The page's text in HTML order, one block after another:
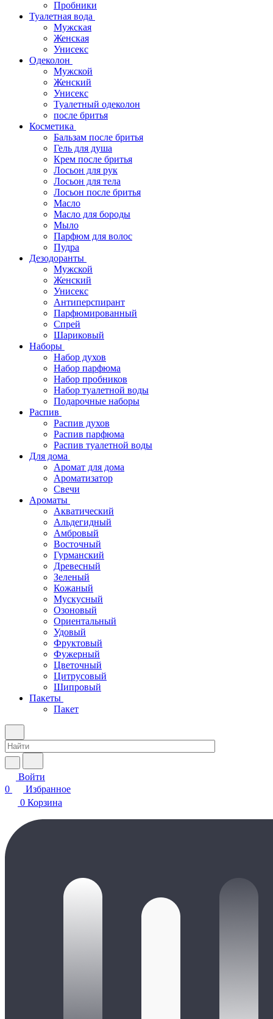
Пробники
Туалетная вода
Мужская
Женская
Унисекс
Одеколон
Мужской
Женский
Унисекс
Туалетный одеколон
после бритья
Косметика
Бальзам после бритья
Гель для душа
Крем после бритья
Лосьон для рук
Лосьон для тела
Лосьон после бритья
Масло
Масло для бороды
Мыло
Парфюм для волос
Пудра
Дезодоранты
Мужской
Женский
Унисекс
Антиперспирант
Парфюмированный
Спрей
Шариковый
Наборы
Набор духов
Набор парфюма
Набор пробников
Набор туалетной воды
Подарочные наборы
Распив
Распив духов
Распив парфюма
Распив туалетной воды
Для дома
Аромат для дома
Ароматизатор
Свечи
Ароматы
Акватический
Альдегидный
Амбровый
Восточный
Гурманский
Древесный
Зеленый
Кожаный
Мускусный
Озоновый
Ориентальный
Удовый
Фруктовый
Фужерный
Цветочный
Цитрусовый
Шипровый
Пакеты
Пакет
Войти
0
Избранное
0 Корзина